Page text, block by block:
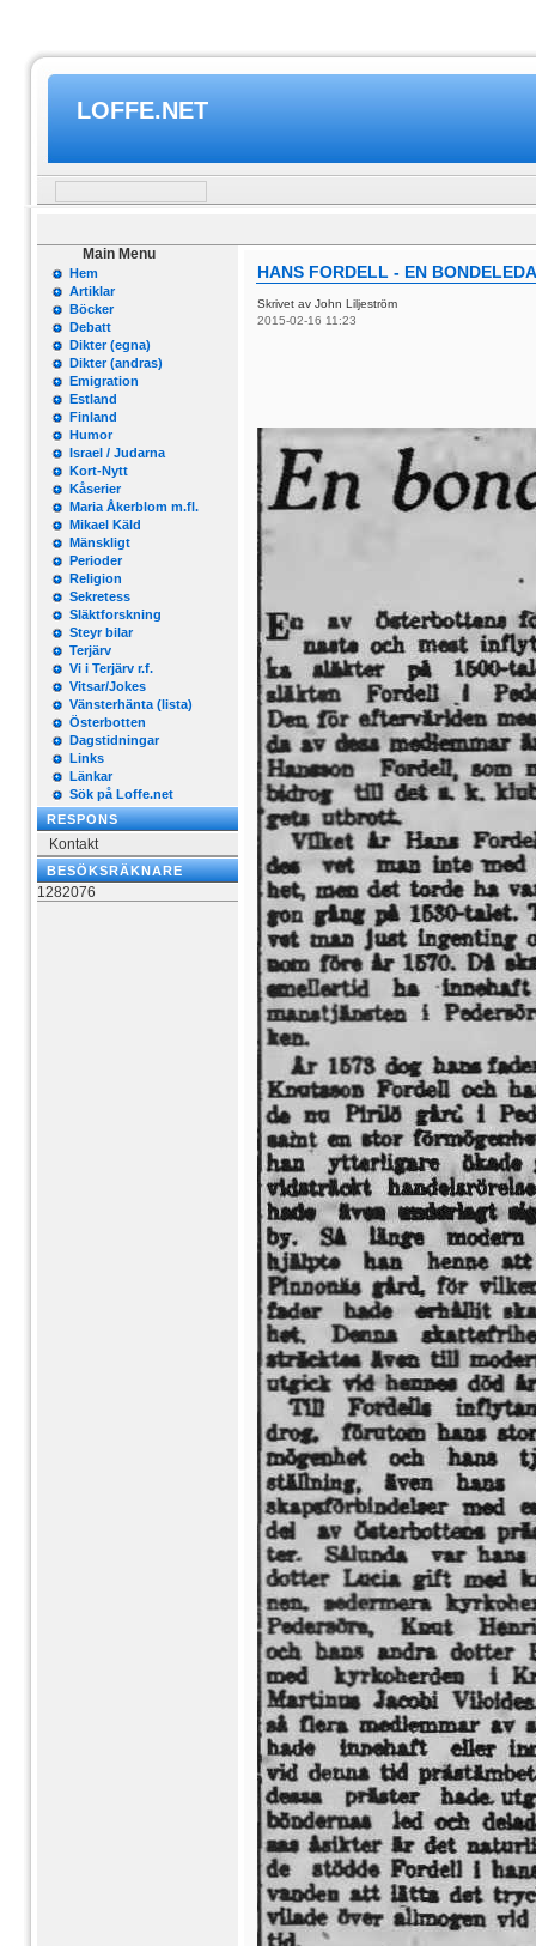
LOFFE.NET
Main Menu
Hem
Artiklar
Böcker
Debatt
Dikter (egna)
Dikter (andras)
Emigration
Estland
Finland
Humor
Israel / Judarna
Kort-Nytt
Kåserier
Maria Åkerblom m.fl.
Mikael Käld
Mänskligt
Perioder
Religion
Sekretess
Släktforskning
Steyr bilar
Terjärv
Vi i Terjärv r.f.
Vitsar/Jokes
Vänsterhänta (lista)
Österbotten
Dagstidningar
Links
Länkar
Sök på Loffe.net
RESPONS
Kontakt
BESÖKSRÄKNARE
1282076
HANS FORDELL - EN
Skrivet av John Liljeström
2015-02-16 11:23